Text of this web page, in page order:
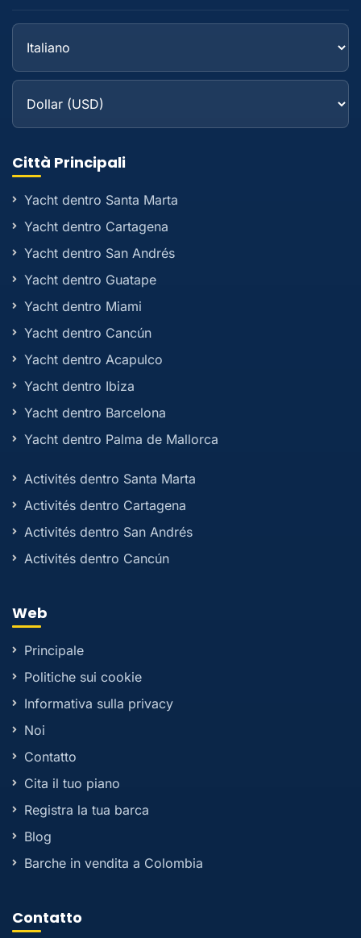
Città Principali
Yacht dentro Santa Marta
Yacht dentro Cartagena
Yacht dentro San Andrés
Yacht dentro Guatape
Yacht dentro Miami
Yacht dentro Cancún
Yacht dentro Acapulco
Yacht dentro Ibiza
Yacht dentro Barcelona
Yacht dentro Palma de Mallorca
Activités dentro Santa Marta
Activités dentro Cartagena
Activités dentro San Andrés
Activités dentro Cancún
Web
Principale
Politiche sui cookie
Informativa sulla privacy
Noi
Contatto
Cita il tuo piano
Registra la tua barca
Blog
Barche in vendita a Colombia
Contatto